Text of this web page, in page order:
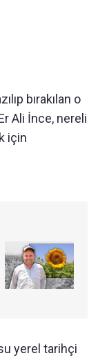
bırakılan o
Ali İnce, nereli
için
yerel tarihçi